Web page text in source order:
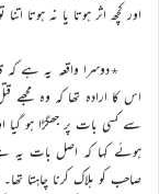
اور کچھ اثر ہوتا یا نہ ہوتا
٭دوسرا واقعہ یہ ہے کہ
اس کا ارادہ تھا کہ وہ
سے کسی بات پر جھگڑا ہو
ہوئے کہا کہ اصل بات یہ ہے
صاحب کو ہلاک کرنا چاہتا